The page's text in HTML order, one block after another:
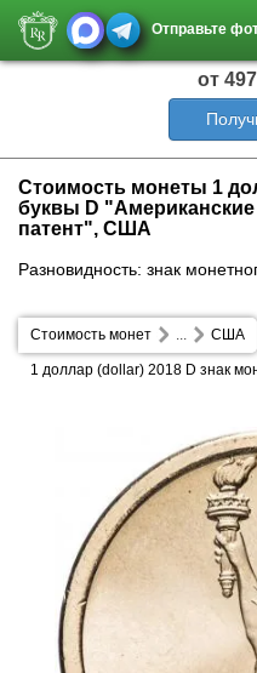
Отправьте
от 497
Стоимость монеты 1
буквы D
патент", США
Разновидность: знак
Стоимость монет США
...
1 доллар (dollar) 2018 D знак